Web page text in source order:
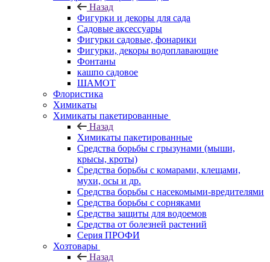
Назад
Фигурки и декоры для сада
Садовые аксессуары
Фигурки садовые, фонарики
Фигурки, декоры водоплавающие
Фонтаны
кашпо садовое
ШАМОТ
Флористика
Химикаты
Химикаты пакетированные
Назад
Химикаты пакетированные
Средства борьбы с грызунами (мыши,
крысы, кроты)
Средства борьбы с комарами, клещами,
мухи, осы и др.
Средства борьбы с насекомыми-вредителями
Средства борьбы с сорняками
Средства защиты для водоемов
Средства от болезней растений
Серия ПРОФИ
Хозтовары
Назад